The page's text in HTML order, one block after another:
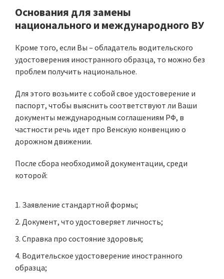
Основания для замены
национального и международного ВУ
Кроме того, если Вы – обладатель водительского
удостоверения иностранного образца, то можно без
проблем получить национальное.
Для этого возьмите с собой свое удостоверение и
паспорт, чтобы выяснить соответствуют ли Ваши
документы международным соглашениям РФ, в
частности речь идет про Венскую конвенцию о
дорожном движении.
После сбора необходимой документации, среди
которой:
Заявление стандартной формы;
Документ, что удостоверяет личность;
Справка про состояние здоровья;
Водительское удостоверение иностранного
образца;